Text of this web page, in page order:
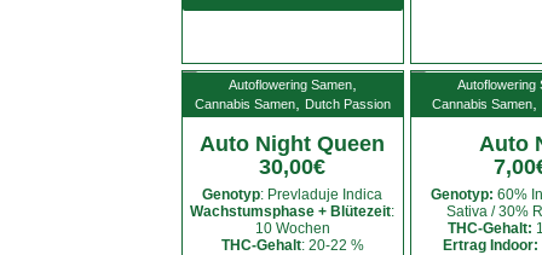
auf.
Produktseite
Autoflowering Samen,
Cannabis Samen, Dutch Passion
Auto Night Queen
30,00€
Genotyp: Prevladuje Indica
Wachstumsphase + Blütezeit:
10 Wochen
THC-Gehalt: 20-22 %
Autoflowering
Cannabis Samen,
Auto
7,00
Genotyp: 60%
Sativa / 30%
THC-Gehalt:
Ertrag Indoor: